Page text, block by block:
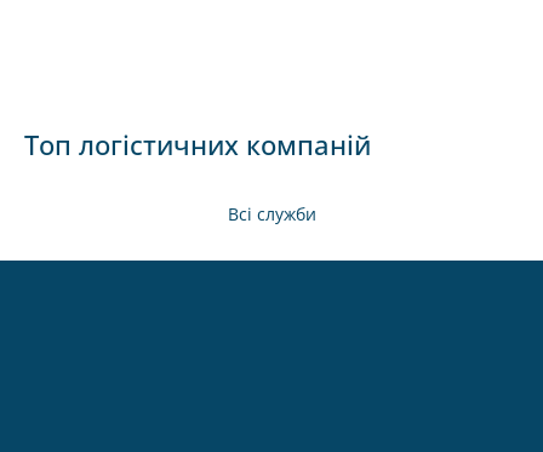
Топ логістичних компаній
Всі служби